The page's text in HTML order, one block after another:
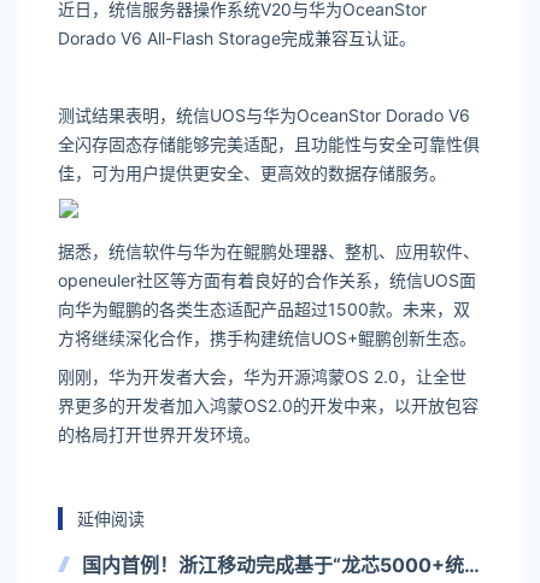
近日，统信服务器操作系统V20与华为OceanStor
Dorado V6 All-Flash Storage完成兼容互认证。
测试结果表明，统信UOS与华为OceanStor Dorado V6
全闪存固态存储能够完美适配，且功能性与安全可靠性俱
佳，可为用户提供更安全、更高效的数据存储服务。
据悉，统信软件与华为在鲲鹏处理器、整机、应用软件、
openeuler社区等方面有着良好的合作关系，统信UOS面
向华为鲲鹏的各类生态适配产品超过1500款。未来，双
方将继续深化合作，携手构建统信UOS+鲲鹏创新生态。
刚刚，华为开发者大会，华为开源鸿蒙OS 2.0，让全世
界更多的开发者加入鸿蒙OS2.0的开发中来，以开放包容
的格局打开世界开发环境。
延伸阅读
国内首例！浙江移动完成基于“龙芯5000+统